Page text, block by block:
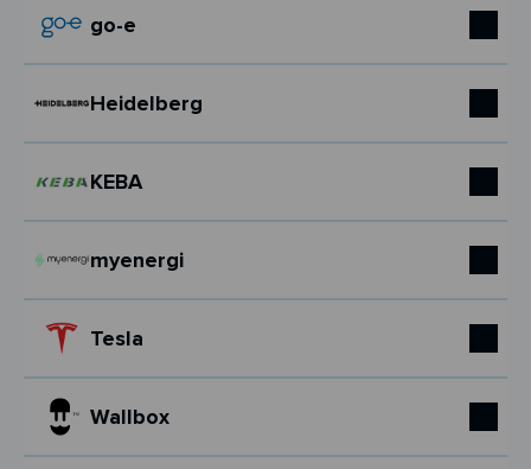
go-e
Heidelberg
KEBA
myenergi
Tesla
Wallbox